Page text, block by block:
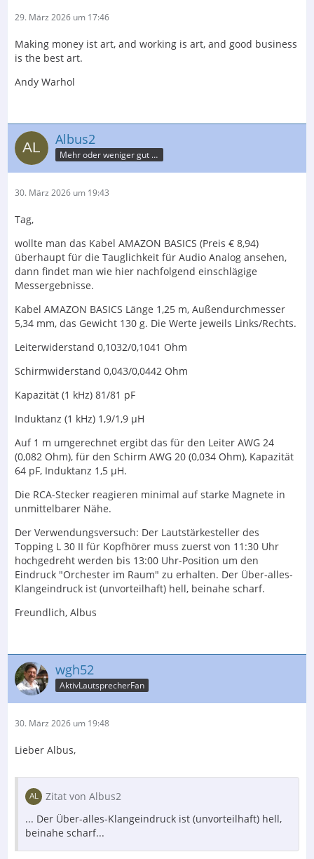
29. März 2026 um 17:46
Making money ist art, and working is art, and good business
is the best art.
Andy Warhol
Albus2
Mehr oder weniger gut informierter Nutzer
30. März 2026 um 19:43
Tag,
wollte man das Kabel AMAZON BASICS (Preis € 8,94)
überhaupt für die Tauglichkeit für Audio Analog ansehen,
dann findet man wie hier nachfolgend einschlägige
Messergebnisse.
Kabel AMAZON BASICS Länge 1,25 m, Außendurchmesser
5,34 mm, das Gewicht 130 g. Die Werte jeweils Links/Rechts.
Leiterwiderstand 0,1032/0,1041 Ohm
Schirmwiderstand 0,043/0,0442 Ohm
Kapazität (1 kHz) 81/81 pF
Induktanz (1 kHz) 1,9/1,9 µH
Auf 1 m umgerechnet ergibt das für den Leiter AWG 24
(0,082 Ohm), für den Schirm AWG 20 (0,034 Ohm), Kapazität
64 pF, Induktanz 1,5 µH.
Die RCA-Stecker reagieren minimal auf starke Magnete in
unmittelbarer Nähe.
Der Verwendungsversuch: Der Lautstärkesteller des
Topping L 30 II für Kopfhörer muss zuerst von 11:30 Uhr
hochgedreht werden bis 13:00 Uhr-Position um den
Eindruck "Orchester im Raum" zu erhalten. Der Über-alles-
Klangeindruck ist (unvorteilhaft) hell, beinahe scharf.
Freundlich, Albus
wgh52
AktivLautsprecherFan
30. März 2026 um 19:48
Lieber Albus,
Zitat von Albus2
... Der Über-alles-Klangeindruck ist (unvorteilhaft) hell,
beinahe scharf...